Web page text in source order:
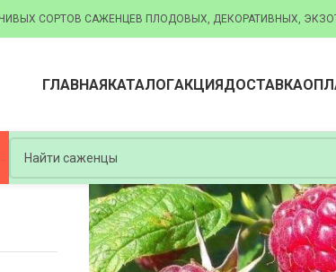
СОРТОВ САЖЕНЦЕВ ПЛОДОВЫХ, ДЕКОРАТИВНЫХ,
ГЛАВНАЯКАТАЛОГАКЦИЯДОСТАВКА